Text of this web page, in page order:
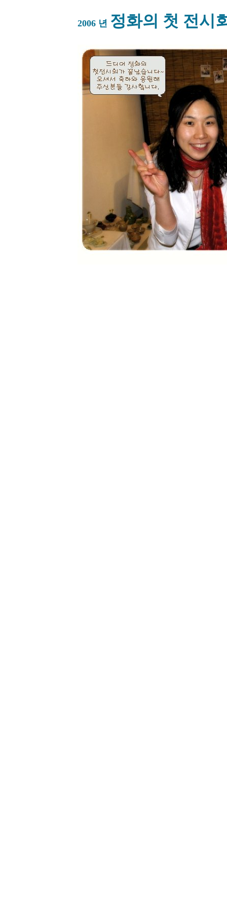
2006 년 정화의 첫 전시